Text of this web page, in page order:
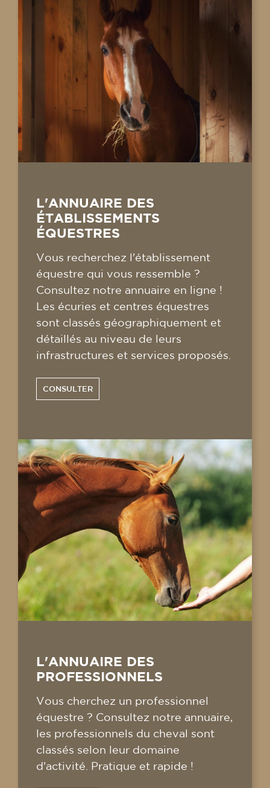
L'ANNUAIRE DES
ÉTABLISSEMENTS
ÉQUESTRES
Vous recherchez l'établissement
équestre qui vous ressemble ?
Consultez notre annuaire en ligne !
Les écuries et centres équestres
sont classés géographiquement et
détaillés au niveau de leurs
infrastructures et services proposés.
CONSULTER
L'ANNUAIRE DES
PROFESSIONNELS
Vous cherchez un professionnel
équestre ? Consultez notre annuaire,
les professionnels du cheval sont
classés selon leur domaine
d'activité. Pratique et rapide !